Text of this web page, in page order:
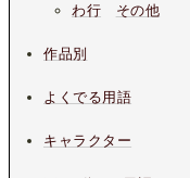
わ行
その他
作品別
よくでる用語
キャラクター